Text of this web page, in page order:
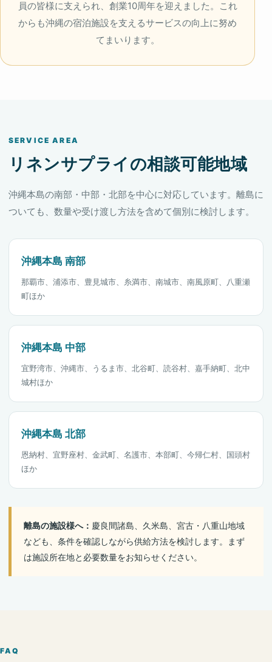
員の皆様に支えられ、創業10周年を迎えました。これ
からも沖縄の宿泊施設を支えるサービスの向上に努め
てまいります。
SERVICE AREA
リネンサプライの相談可能地域
沖縄本島の南部・中部・北部を中心に対応しています。離島に
ついても、数量や受け渡し方法を含めて個別に検討します。
沖縄本島 南部
那覇市、浦添市、豊見城市、糸満市、南城市、南風原町、八重瀬
町ほか
沖縄本島 中部
宜野湾市、沖縄市、うるま市、北谷町、読谷村、嘉手納町、北中
城村ほか
沖縄本島 北部
恩納村、宜野座村、金武町、名護市、本部町、今帰仁村、国頭村
ほか
離島の施設様へ： 慶良間諸島、久米島、宮古・八重山地域
なども、条件を確認しながら供給方法を検討します。まず
は施設所在地と必要数量をお知らせください。
FAQ